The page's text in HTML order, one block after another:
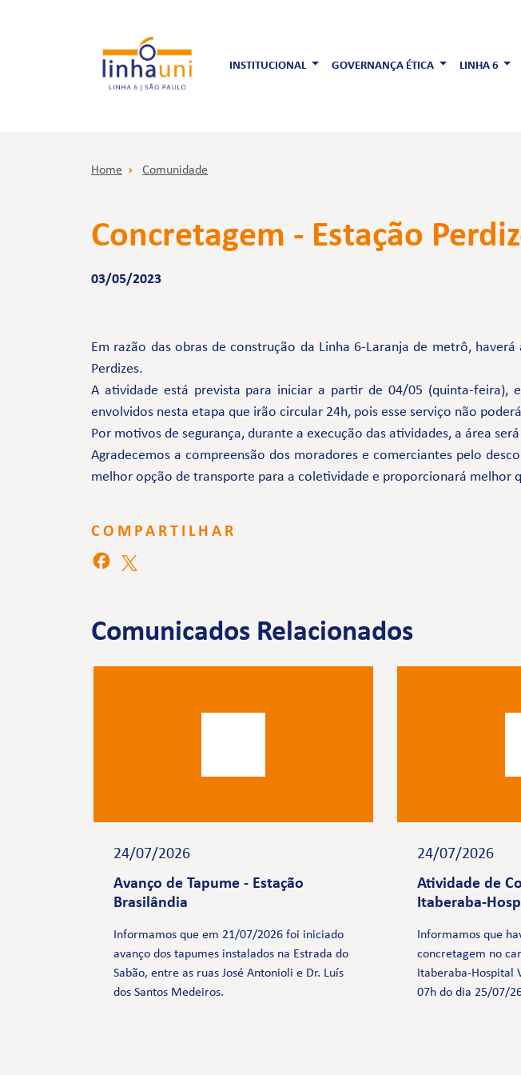
INSTITUCIONAL GOVERNANÇA ÉTICA LINHA 6
Home Comunidade
Concretagem - Estação
03/05/2023
Em razão das obras de construção da Linha 6-Laranja de metrô,
Perdizes.
A atividade está prevista para iniciar a partir de 04/05 (quinta-feira),
envolvidos nesta etapa que irão circular 24h, pois esse serviço não
Por motivos de segurança, durante a execução das atividades, a área
Agradecemos a compreensão dos moradores e comerciantes pelo
melhor opção de transporte para a coletividade e proporcionará melhor
COMPARTILHAR
Comunicados Relacionados
24/07/2026
Avanço de Tapume - Estação
Brasilândia
Informamos que em 21/07/2026 foi iniciado
avanço dos tapumes instalados na Estrada do
Sabão, entre as ruas José Antonioli e Dr. Luís
dos Santos Medeiros.
24/07/2026
Atividade de
Itaberaba-
Informamos que
concretagem no
Itaberaba-Hospital
07h do dia 25/07/